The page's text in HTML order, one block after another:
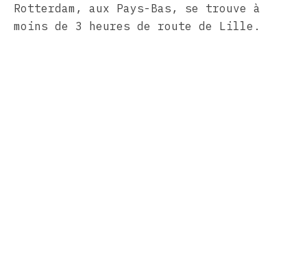
Rotterdam, aux Pays-Bas, se trouve à
moins de 3 heures de route de Lille.